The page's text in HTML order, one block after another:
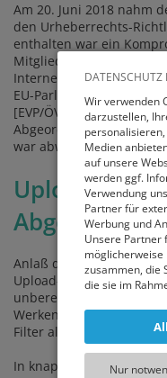
DATENSCHUTZ
Wir verwenden
darzustellen,
Medien
auf unsere
werden ggf.
Verwendung
Partner für
Werbung und
Unsere Partner
zusammen, die
die sie im
Sie können
und damit
Nur
Am 20. Juni 2018 nahm
den Urheberrechts-
enthalten war ein
Mitgliedsstaat ein
Internet-
EU-Parlament lehnte
[EVP/ÖVP] waren dafür,
Abgeordnete enthielten
war abwesend.
Upload-Filter
Abgeltung
Anlaß der Ablehnung
Upload-Filter, eine
unberechtigte
Werken unterbinden
Filter als Zensur. Es
In knapp drei Wochen,